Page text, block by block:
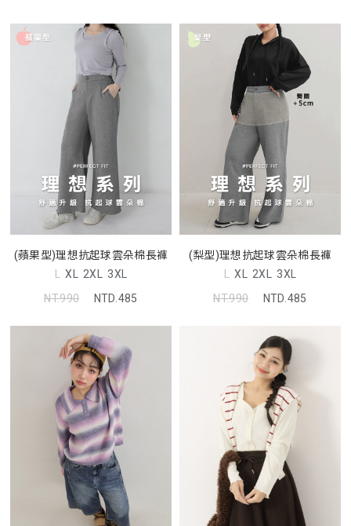
(蘋果型)理想抗起球雲朵棉長褲
L XL 2XL 3XL
NT.990
NTD.485
(梨型)理想抗起球雲朵棉長褲
L XL 2XL 3XL
NT.990
NTD.485